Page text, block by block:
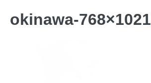
okinawa-768×1021